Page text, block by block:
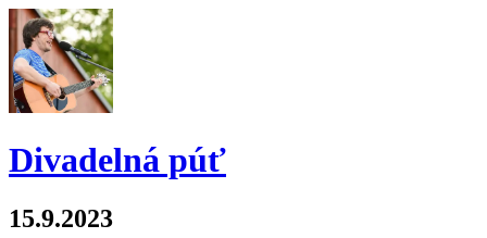
Skip
to
content
Divadelná púť
15.9.2023